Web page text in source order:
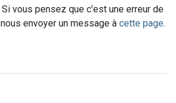
vous pensez que c'est une erreur de
envoyer un message à cette page.